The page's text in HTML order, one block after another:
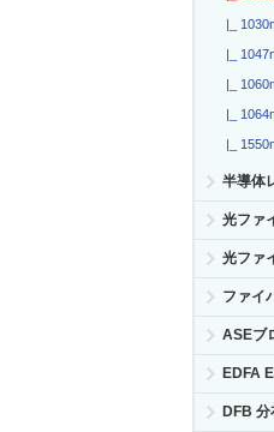
|_
|_
|_
|_
|_
半導体
光ファ
光ファ
ファイ
ASEブ
EDFA
DFB